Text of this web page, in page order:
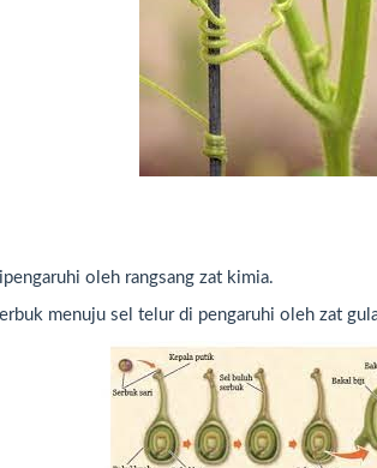
oleh rangsang zat kimia.
menuju sel telur di pengaruhi oleh zat